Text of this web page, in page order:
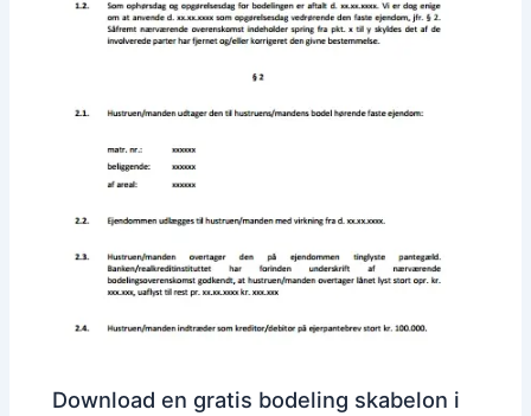
Download en gratis bodeling skabelon i